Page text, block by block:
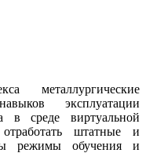
металлургические
эксплуатации
в среде виртуальной
штатные и
режимы обучения и